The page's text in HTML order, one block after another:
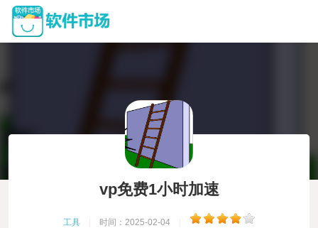
vp免费1小时加速
工具 时间：2025-02-04